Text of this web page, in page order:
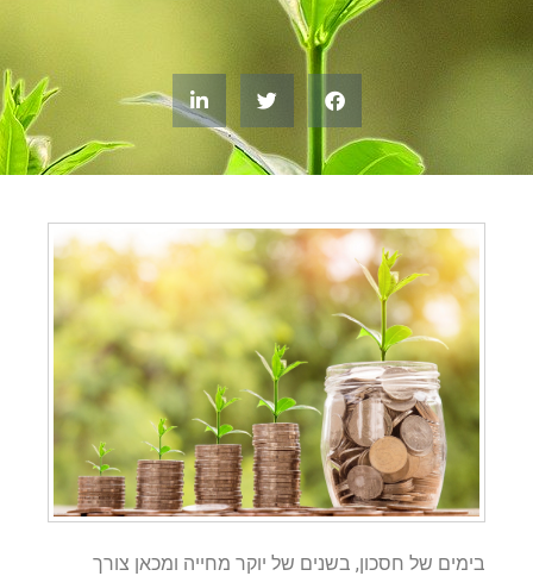
בימים של חסכון, בשנים של יוקר מחייה ומכאן צורך